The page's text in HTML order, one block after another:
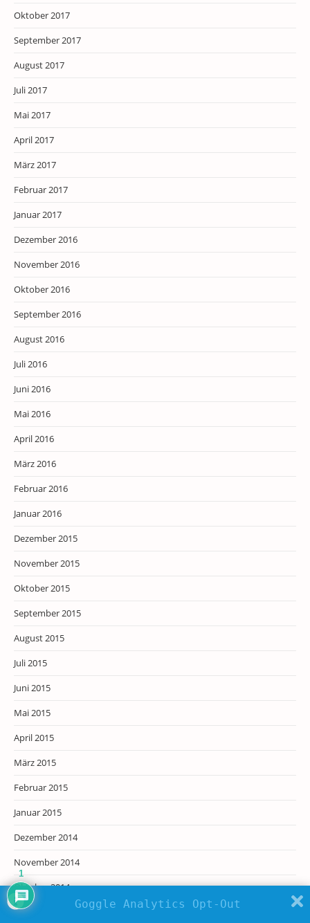
Oktober 2017
September 2017
August 2017
Juli 2017
Mai 2017
April 2017
März 2017
Februar 2017
Januar 2017
Dezember 2016
November 2016
Oktober 2016
September 2016
August 2016
Juli 2016
Juni 2016
Mai 2016
April 2016
März 2016
Februar 2016
Januar 2016
Dezember 2015
November 2015
Oktober 2015
September 2015
August 2015
Juli 2015
Juni 2015
Mai 2015
April 2015
März 2015
Februar 2015
Januar 2015
Dezember 2014
November 2014
Oktober 2014
August 2014
Goggle Analytics Opt-Out
1